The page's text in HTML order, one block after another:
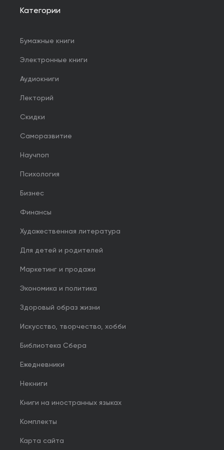
Категории
Бумажные книги
Электронные книги
Аудиокниги
Лекторий
Скидки
Саморазвитие
Научпоп
Психология
Бизнес
Финансы
Художественная литература
Для детей и родителей
Маркетинг и продажи
Экономика и политика
Здоровый образ жизни
Искусство, творчество, хобби
Библиотека Сбера
Ежедневники
Некниги
Книги на иностранных языках
Комплекты
Карта сайта